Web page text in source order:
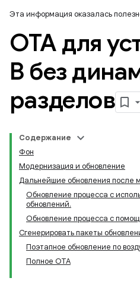
Эта информация оказалась
OTA для
B без
разделов
Содержание
Фон
Модернизация и обновление
Дальнейшие обновления после
Обновление процесса с
обновлений.
Обновление процесса с
Сгенерировать пакеты
Поэтапное обновление по
Полное OTA